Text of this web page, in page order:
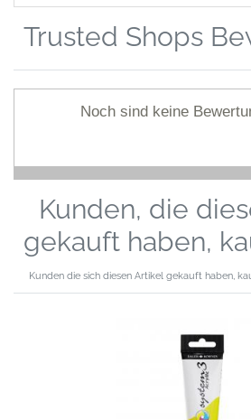
Trusted Shops
Noch sind keine
Kunden, die
gekauft haben,
Kunden die sich diesen Artikel gekauft haben,